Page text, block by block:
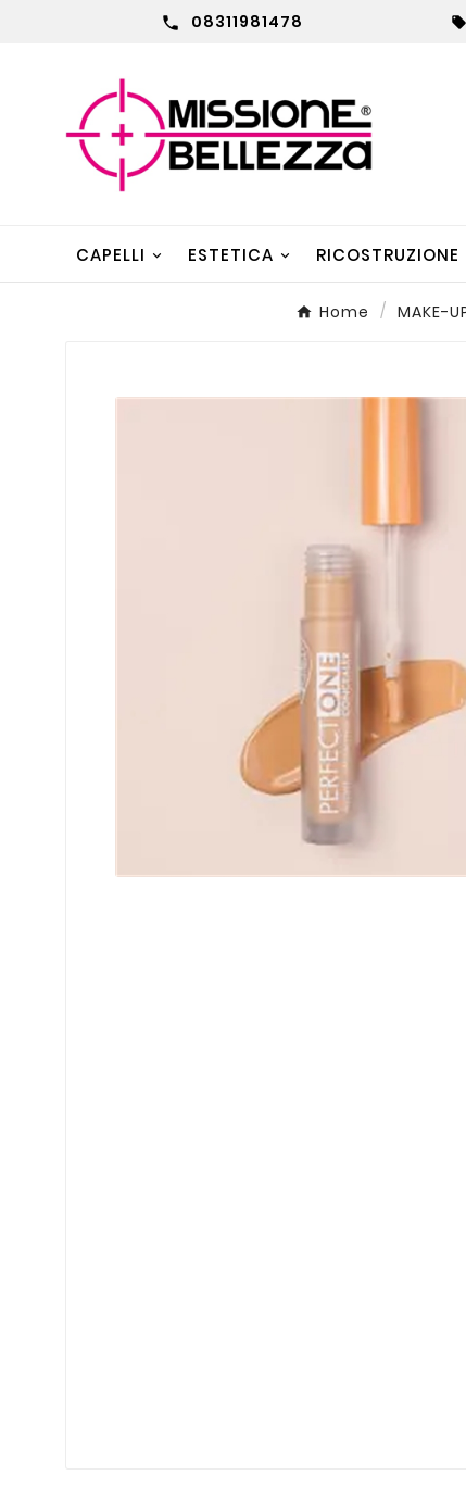
 08311981478 
CAPELLI ESTETICA RICOSTRUZIONE
Home MAKE-